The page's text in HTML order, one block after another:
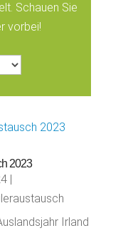
Schauen Sie
vorbei!
2023
|
Irland